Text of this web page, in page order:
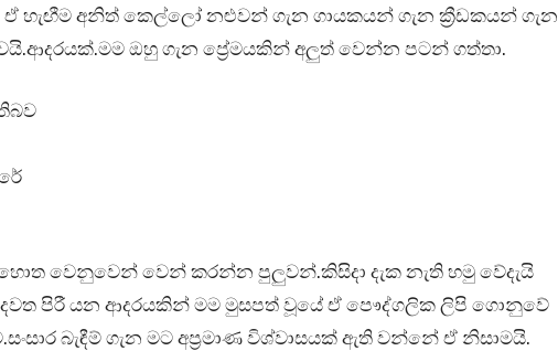
හැඟීම අනිත් කෙල්ලෝ නළුවන් ගැන ගායකයන් ගැන ක්‍රීඩකයන් ගැන
ඔහු ගැන ප්‍රේමයකින් අලුත් වෙන්න පටන් ගත්තා.
වෙනුවෙන් වෙන් කරන්න පුලුවන්.කිසිදා දැක නැති හමු වේදැයි
පිරී යන ආදරයකින් මම මුසපත් වූයේ ඒ පෞද්ගලික ලිපි ගොනුවේ
බැඳීම් ගැන මට අප්‍රමාණ විශ්වාසයක් ඇති වන්නේ ඒ නිසාමයි.